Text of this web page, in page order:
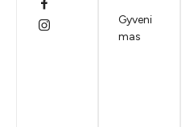
Gyveni
mas